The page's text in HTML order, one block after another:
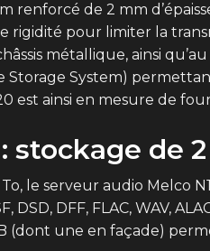
renforcé de 2 mm
rigidité pour limiter la
métallique, ainsi
Storage System)
est ainsi en mesure de
stockage de
To, le serveur audio
DSD, DFF, FLAC, WAV,
(dont une en façade)